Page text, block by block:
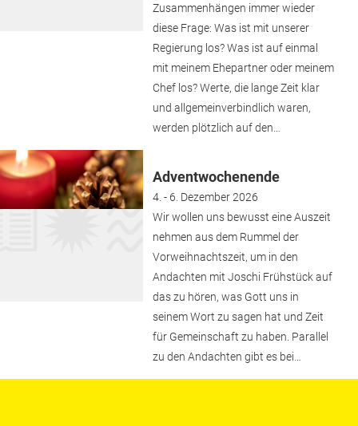
Zusammenhängen immer wieder
diese Frage: Was ist mit unserer
Regierung los? Was ist auf einmal
mit meinem Ehepartner oder meinem
Chef los? Werte, die lange Zeit klar
und allgemeinverbindlich waren,
werden plötzlich auf den…
Adventwochenende
4. - 6. Dezember 2026
Wir wollen uns bewusst eine Auszeit
nehmen aus dem Rummel der
Vorweihnachtszeit, um in den
Andachten mit Joschi Frühstück auf
das zu hören, was Gott uns in
seinem Wort zu sagen hat und Zeit
für Gemeinschaft zu haben. Parallel
zu den Andachten gibt es bei…